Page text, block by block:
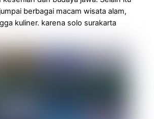
berbagai macam wisata alam,
kuliner. karena solo surakarta